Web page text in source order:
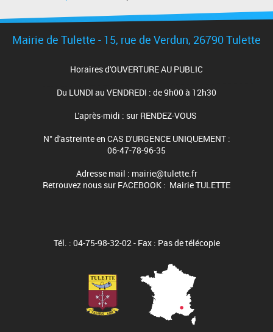
Mairie de Tulette - 15, rue de Verdun, 26790 Tulette
Horaires d'OUVERTURE AU PUBLIC
Du LUNDI au VENDREDI : de 9h00 à 12h30
L'après-midi : sur RENDEZ-VOUS
N° d'astreinte en CAS D'URGENCE UNIQUEMENT :
06-47-78-96-35
Adresse mail : mairie@tulette.fr
Retrouvez nous sur FACEBOOK : Mairie TULETTE
Tél. : 04-75-98-32-02 - Fax : Pas de télécopie